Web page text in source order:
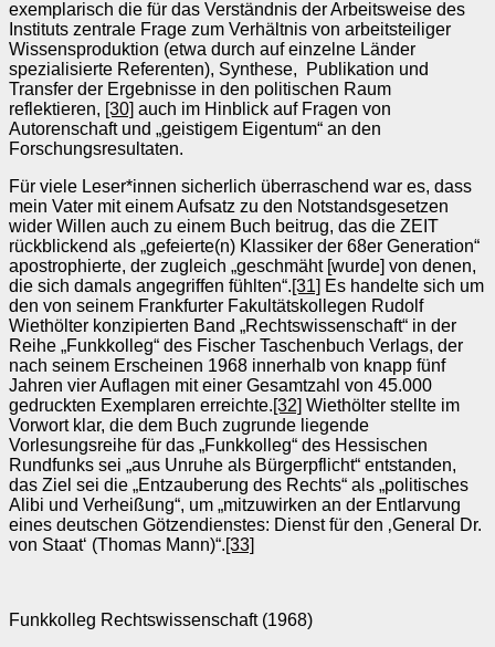
exemplarisch die für das Verständnis der Arbeitsweise des
Instituts zentrale Frage zum Verhältnis von arbeitsteiliger
Wissensproduktion (etwa durch auf einzelne Länder
spezialisierte Referenten), Synthese, Publikation und
Transfer der Ergebnisse in den politischen Raum
reflektieren, [30] auch im Hinblick auf Fragen von
Autorenschaft und „geistigem Eigentum“ an den
Forschungsresultaten.
Für viele Leser*innen sicherlich überraschend war es, dass
mein Vater mit einem Aufsatz zu den Notstandsgesetzen
wider Willen auch zu einem Buch beitrug, das die ZEIT
rückblickend als „gefeierte(n) Klassiker der 68er Generation“
apostrophierte, der zugleich „geschmäht [wurde] von denen,
die sich damals angegriffen fühlten“.[31] Es handelte sich um
den von seinem Frankfurter Fakultätskollegen Rudolf
Wiethölter konzipierten Band „Rechtswissenschaft“ in der
Reihe „Funkkolleg“ des Fischer Taschenbuch Verlags, der
nach seinem Erscheinen 1968 innerhalb von knapp fünf
Jahren vier Auflagen mit einer Gesamtzahl von 45.000
gedruckten Exemplaren erreichte.[32] Wiethölter stellte im
Vorwort klar, die dem Buch zugrunde liegende
Vorlesungsreihe für das „Funkkolleg“ des Hessischen
Rundfunks sei „aus Unruhe als Bürgerpflicht“ entstanden,
das Ziel sei die „Entzauberung des Rechts“ als „politisches
Alibi und Verheißung“, um „mitzuwirken an der Entlarvung
eines deutschen Götzendienstes: Dienst für den ‚General Dr.
von Staat‘ (Thomas Mann)“.[33]
Funkkolleg Rechtswissenschaft (1968)